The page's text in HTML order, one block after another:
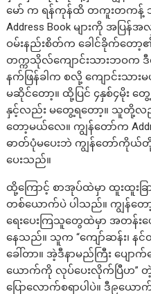
မော် က ရန်ကုန်ထိ တကူးတကန့်
Address Book များကို အ
ဝမ်းနည်းစိတ်က ခေါင်ခိုက်တေ
တက္ကသိုလ်ကျောင်းသားဘဝက ဒီ
နက်ဖြန်ခါက စလို့ ကျောင်းသား
မဆိုင်တော့။ ထို့ပြင် ၄နှစ်၄မိုး
နှင့်လည်း မတွေ့ရတော့။ သူတို့လ
တော့မယ်လေ။ ကျွန်တော်က
ဓာတ်ပုံမပေးဘဲ ကျွန်တော်ကို
ပေးသည်။
ထို့ကြောင့် စာအုပ်ထဲမှာ ထူးထူးခြာ
တစ်ယောက်ပဲ ပါသည်။ ကျွန်တေ
ရေးပေးကြသူတွေထဲမှာ အတန်း
နေသည်။ သူက “ကျော်ဆန်း၊
ခေါ်တာ။ အဲ့ဒီနာမည်ကြီး ပျေ
ယောက်ကို လုပ်ပေးလိုက်ပြီဟ” တဲ့
ပြောလောက်စရာပါပဲ။ ဒီ၉